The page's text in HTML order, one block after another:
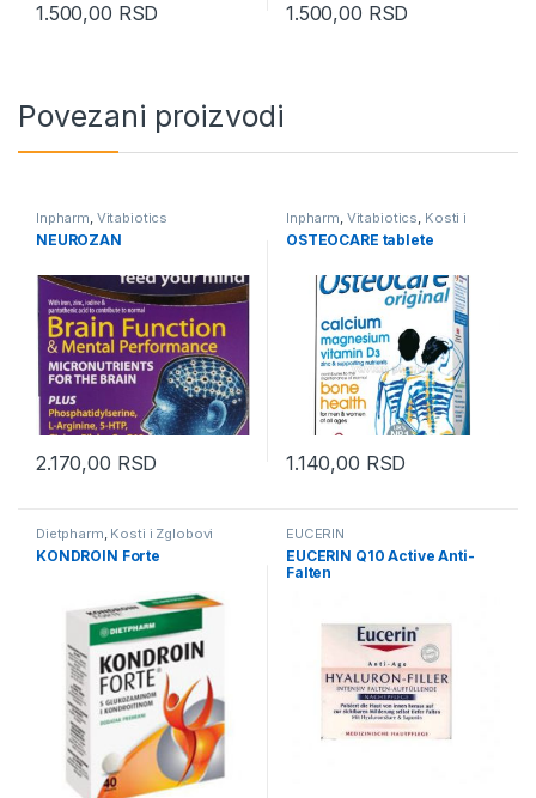
1.500,00 RSD 1.500,00 RSD
Povezani proizvodi
Inpharm, Vitabiotics
NEUROZAN
2.170,00 RSD
Inpharm, Vitabiotics, Kosti i
Zglobovi
OSTEOCARE tablete
1.140,00 RSD
Dietpharm, Kosti i Zglobovi
KONDROIN Forte
EUCERIN
EUCERIN Q10 Active Anti-
Falten